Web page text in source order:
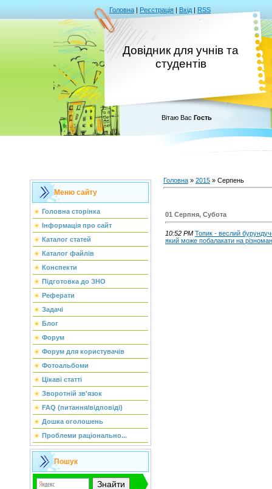
Головна | Реєстрація | Вхід | RSS
Довідник для учнів та
студентів
Вітаю Вас Гость
Меню сайту
Головна сторінка
Інформація про сайт
Каталог статей
Каталог файлів
Конспекти
Підготовка до ЗНО
Реферати
Задачі
Блог
Форум
Форум для користувачів
Фотоальбоми
Цікаві статті
Зворотній зв'язок
FAQ (питання/відповіді)
Дошка оголошень
Проблеми раціонально...
Пошук
Головна » 2015 » Серпень
01 Серпня, Субота
10:52 PM Топик - веслий
який може побалакати на